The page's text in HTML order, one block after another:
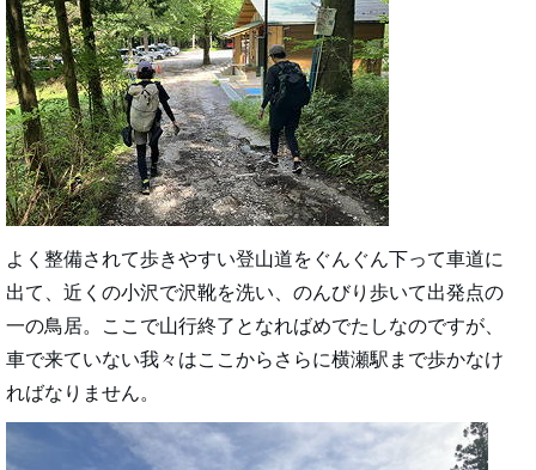
よく整備されて歩きやすい登山道をぐんぐん下って車道に
出て、近くの小沢で沢靴を洗い、のんびり歩いて出発点の
一の鳥居。ここで山行終了となればめでたしなのですが、
車で来ていない我々はここからさらに横瀬駅まで歩かなけ
ればなりません。